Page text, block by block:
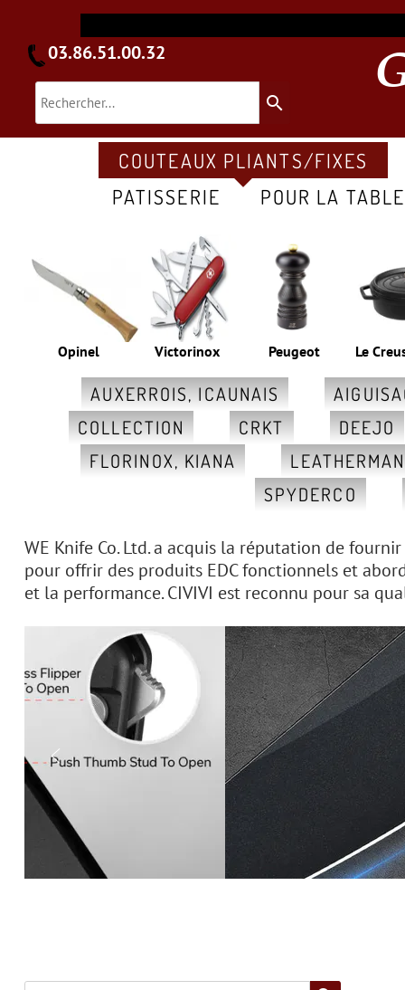
search
AUXERROIS, ICAUNAIS
COLLECTION
CRKT
DEEJO
FLORINOX, KIANA
LEATHERMAN
SPYDERCO
Peugeot Le
Victorinox
Opinel
COUTEAUX PLIANTS/FIXES
PATISSERIE
POUR LA TABLE
03.86.51.00.32
WE Knife Co. Ltd. a acquis la réputation de
pour offrir des produits EDC fonctionnels et
et la performance. CIVIVI est reconnu pour sa
